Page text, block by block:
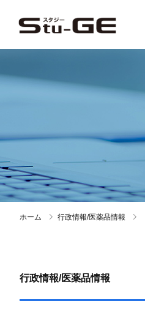
ホーム 行政情報/医薬品情報
行政情報/医薬品情報